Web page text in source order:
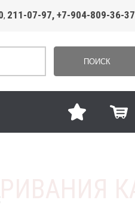
, 211-07-97, +7-904-809-36-37
ПОИСК